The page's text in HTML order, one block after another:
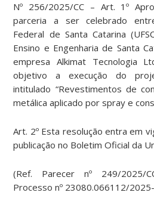
Nº 256/2025/CC – Art. 1º
parceria a ser celebrado
Federal de Santa Catarina
Ensino e Engenharia de Santa
empresa Alkimat Tecnologia
objetivo a execução do
intitulado “Revestimentos de
metálica aplicado por spray e
Art. 2º Esta resolução entra em
publicação no Boletim Oficial da
(Ref. Parecer nº 249/2025/
Processo nº 23080.066112/